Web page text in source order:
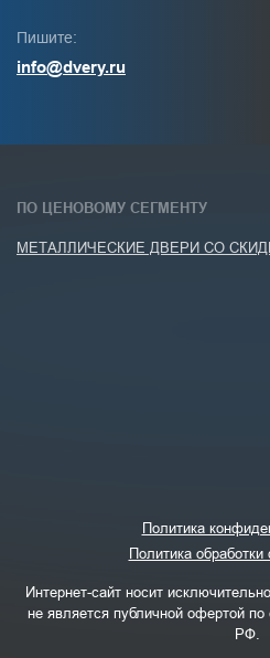
Пишите:
info@dvery.ru
ПО ЦЕНОВОМУ СЕГМЕНТУ
МЕТАЛЛИЧЕСКИЕ ДВЕРИ СО
Политика
Политика
Интернет-сайт носит
не является публичной офертой по
РФ.